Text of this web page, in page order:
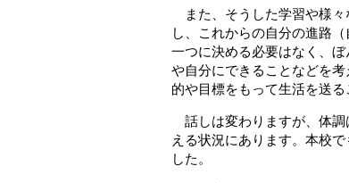
また、そうした学習や様々
し、これからの自分の進路
一つに決める必要はなく、
や自分にできることなどを
的や目標をもって生活を送る
話しは変わりますが、体調
える状況にあります。本校
した。